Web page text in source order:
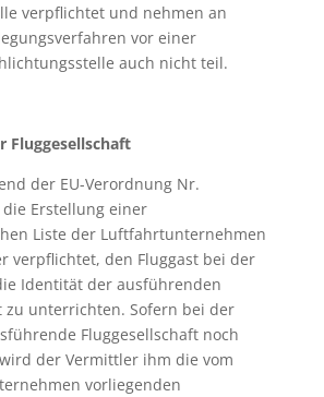
verpflichtet und nehmen an
vor einer
auch nicht teil.
Fluggesellschaft
der EU-Verordnung Nr.
Erstellung einer
Liste der Luftfahrtunternehmen
verpflichtet, den Fluggast bei der
Identität der ausführenden
zu unterrichten. Sofern bei der
Fluggesellschaft noch
der Vermittler ihm die vom
vorliegenden